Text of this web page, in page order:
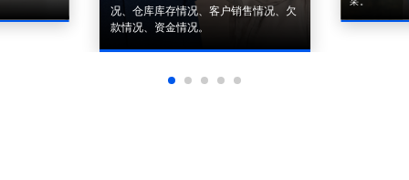
况、仓库库存情况、客户销售情况、欠
款情况、资金情况。